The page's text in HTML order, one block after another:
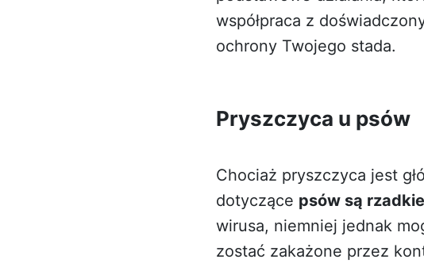
współpraca z
ochrony Twojego stada.
Pryszczyca u psów
Chociaż pryszczyca jest
dotyczące psów są
wirusa, niemniej jednak
zostać zakażone przez